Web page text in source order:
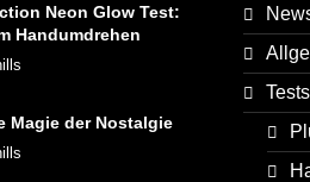
Neon Glow Test:
Handumdrehen
Magie der Nostalgie
Tests